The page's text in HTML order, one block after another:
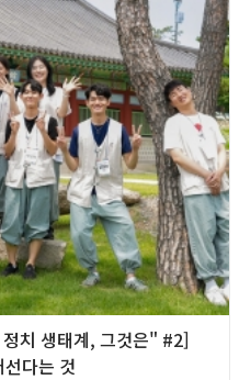
치 생태계, 그것은" #2]
다는 것